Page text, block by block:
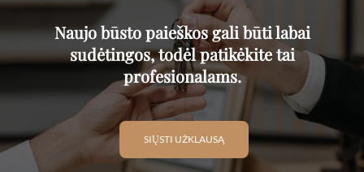
Naujo būsto paieškos gali būti labai
sudėtingos, todėl patikėkite tai
profesionalams.
SIŲSTI UŽKLAUSĄ